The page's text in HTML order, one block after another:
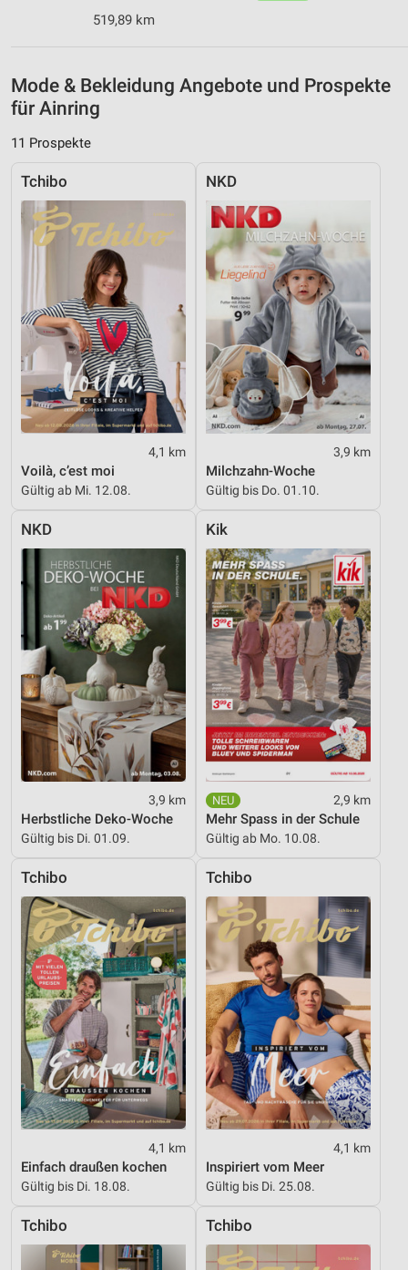
519,89 km
Mode & Bekleidung Angebote und Prospekte
für Ainring
11 Prospekte
Tchibo
4,1 km
Voilà, c’est moi
Gültig ab Mi. 12.08.
NKD
3,9 km
Milchzahn-Woche
Gültig bis Do. 01.10.
NKD
3,9 km
Herbstliche Deko-Woche
Gültig bis Di. 01.09.
Kik
2,9 km
Mehr Spass in der Schule
Gültig ab Mo. 10.08.
Tchibo
4,1 km
Einfach draußen kochen
Gültig bis Di. 18.08.
Tchibo
4,1 km
Inspiriert vom Meer
Gültig bis Di. 25.08.
Tchibo Tchibo
IAB-Verarbeitungszwecke:
Verwendung reduzierter Daten zur Auswahl von
Werbeanzeigen
Verwendung von Profilen zur Auswahl
personalisierter Werbung
Erstellung von Profilen zur Personalisierung
von Inhalten
Verwendung von Profilen zur Auswahl
personalisierter Inhalte
Messung der Werbeleistung
Messung der Performance von Inhalten
Kombinationen von Daten aus verschiedenen
Quellen
Verwendung reduzierter Daten zur Auswahl von
Inhalten
IAB-Besonderheiten:
Verwendung genauer Standortdaten
Geräte anhand von aktiv angeforderten
Informationen identifizieren
Nicht-IAB-Verarbeitungszwecke:
Notwendig
Performance
Werbung